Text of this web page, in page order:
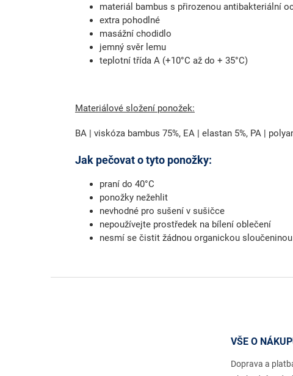
materiál bambus s přirozenou antibakteriální
extra pohodlné
masážní chodidlo
jemný svěr lemu
teplotní třída A (+10°C až do + 35°C)
Materiálové složení ponožek:
BA | viskóza bambus 75%, EA | elastan 5%, PA |
Jak pečovat o tyto ponožky:
praní do 40°C
ponožky nežehlit
nevhodné pro sušení v sušičce
nepoužívejte prostředek na bílení oblečení
nesmí se čistit žádnou organickou sloučeninou
VŠE O
Doprava a